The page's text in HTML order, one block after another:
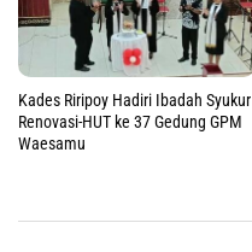
Kades Riripoy Hadiri Ibadah Syukur
Renovasi-HUT ke 37 Gedung GPM
Waesamu